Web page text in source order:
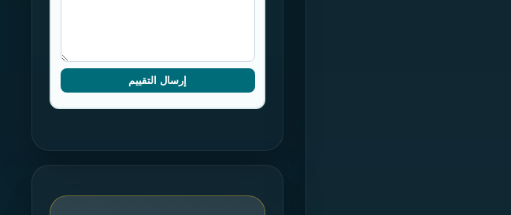
إرسال التقييم